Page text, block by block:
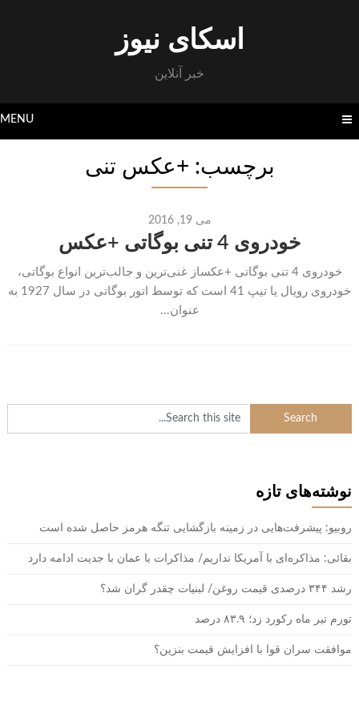
اسکای نیوز
خبر آنلاین
MENU
برچسب: +عکس تنی
می 19, 2016
خودروی 4 تنی بوگاتی +عکس
خودروی 4 تنی بوگاتی +عکساز غنی‌ترین و جالب‌ترین انواع بوگاتی،
خودروی رویال یا تیپ 41 است که توسط اتور بوگاتی در سال 1927 به
عنوان...
نوشته‌های تازه
روبیو: پیشرفت‌هایی در زمینه بازگشایی تنگه هرمز حاصل شده است
بقائی: مذاکره‌ای با آمریکا نداریم/ مذاکرات با عمان با جدیت ادامه دارد
رشد ۳۴۴ درصدی قیمت روغن/ لبنیات چقدر گران شد؟
تورم تیر ماه رکورد زد؛ ۸۳.۹ درصد
موافقت سران قوا با افزایش قیمت بنزین؟